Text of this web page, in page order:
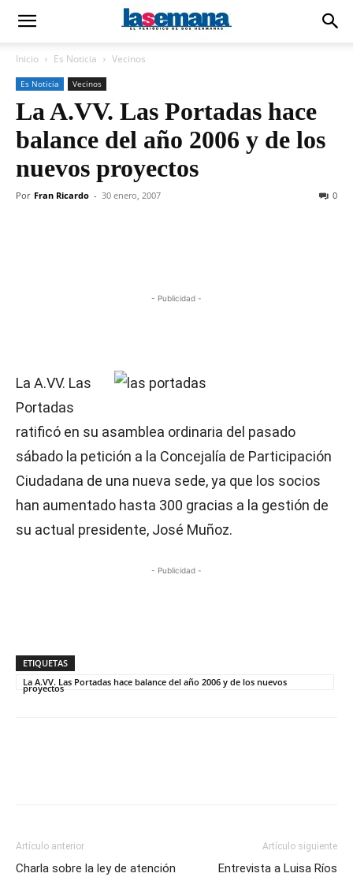
Inicio Es Noticia Vecinos
Es Noticia Vecinos
La A.VV. Las Portadas hace
balance del año 2006 y de los
nuevos proyectos
Por Fran Ricardo - 30 enero, 2007 0
- Publicidad -
La A.VV. Las
Portadas
ratificó en su asamblea ordinaria del pasado
sábado la petición a la Concejalía de Participación
Ciudadana de una nueva sede, ya que los socios
han aumentado hasta 300 gracias a la gestión de
su actual presidente, José Muñoz.
- Publicidad -
ETIQUETAS
La A.VV. Las Portadas hace balance del año 2006 y de los nuevos
proyectos
Artículo anterior
Charla sobre la ley de atención
Artículo siguiente
Entrevista a Luisa Ríos